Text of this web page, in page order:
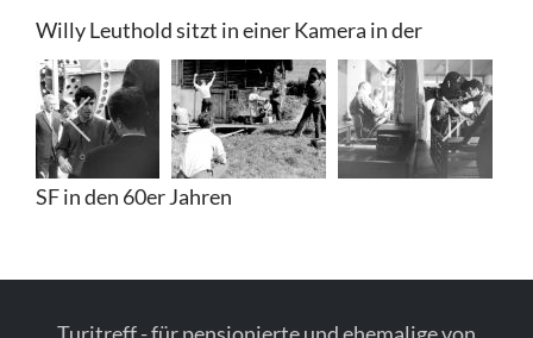
Willy Leuthold sitzt in einer Kamera in der
Topographie Bern
SF in den 60er Jahren
Turitreff - für pensionierte und ehemalige von
Fotos vom Schweizer Fernsehen